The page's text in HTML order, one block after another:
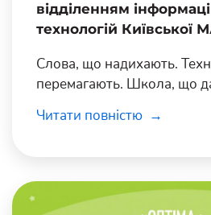
відділенням
технологій Київської
Слова, що надихають.
перемагають. Школа, що
Читати повністю